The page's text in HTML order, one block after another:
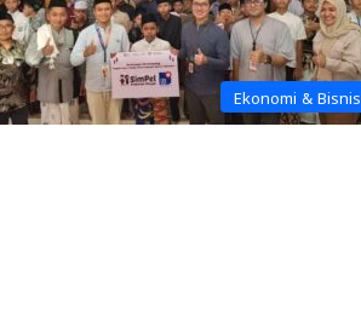
Ekonomi & Bisnis